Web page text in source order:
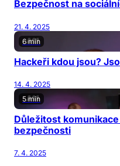
Bezpečnost na
21. 4. 2025
6 min
Hackeři kdou jsou?
14. 4. 2025
5 min
Důležitost
bezpečnosti
7. 4. 2025